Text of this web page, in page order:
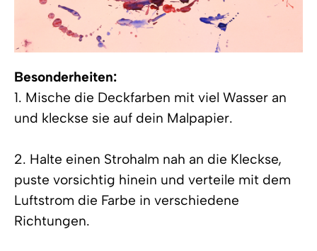
Besonderheiten:
1. Mische die Deckfarben mit viel Wasser an
und kleckse sie auf dein Malpapier.
2. Halte einen Strohalm nah an die Kleckse,
puste vorsichtig hinein und verteile mit dem
Luftstrom die Farbe in verschiedene
Richtungen.